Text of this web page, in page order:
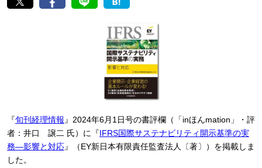
『旬刊経理情報 』2024年6月1日号の書評欄（「inほんmation」・評
者：井口 譲二 氏）に『IFRS国際サステナビリティ開示基準の実
務―影響と対応』（EY新日本有限責任監査法人〔著〕）を掲載しま
した。